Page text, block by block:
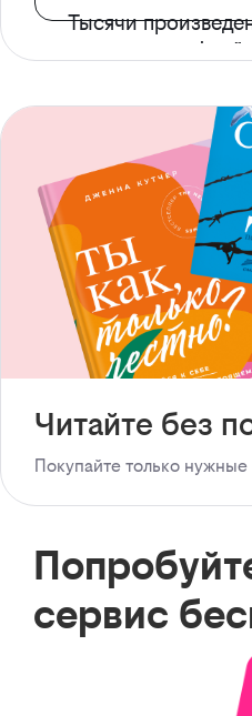
Тысячи
с доступом офлайн
Читайте без
Покупайте только нужные
сервис